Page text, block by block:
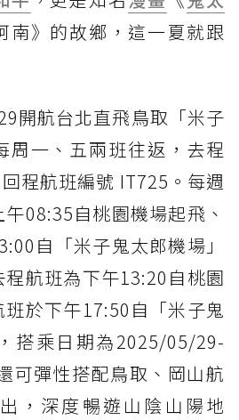
南》的故鄉，這一夏就跟
開航台北直飛鳥取「米子
周一、五兩班往返，去程
程航班編號 IT725。每週
08:35自桃園機場起飛、
自「米子鬼太郎機場」
航班為下午13:20自桃園
於下午17:50自「米子鬼
搭乘日期為2025/05/29-
可彈性搭配鳥取、岡山航
，深度暢遊山陰山陽地